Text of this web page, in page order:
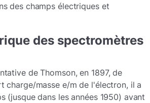
des champs électriques et
des spectromètres
de Thomson, en 1897, de
charge/masse e/m de l'électron, il a
(jusque dans les années 1950) avant